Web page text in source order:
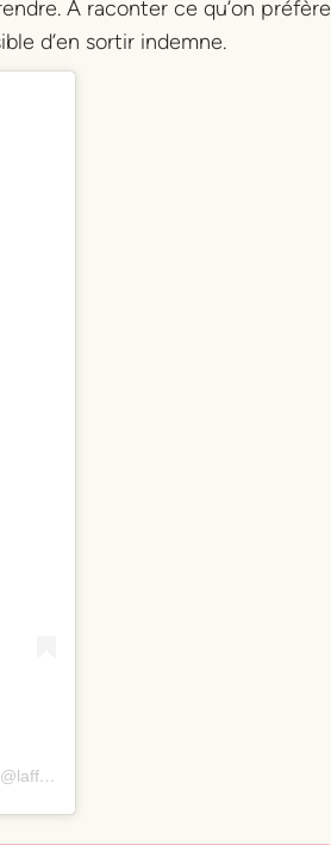
À raconter ce qu’on préfère
d’en sortir indemne.
Une publication partagée par L’Affiche - Tous les meilleurs spectacles ⭐️ (@laffiche.co)